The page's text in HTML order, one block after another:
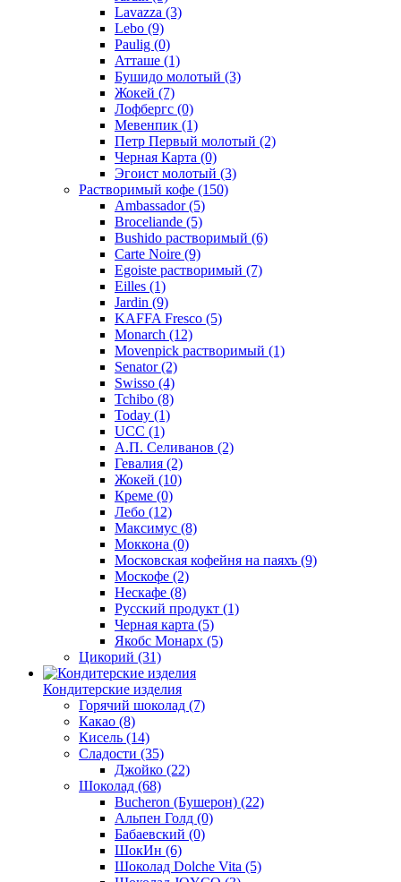
Lavazza (3)
Lebo (9)
Paulig (0)
Атташе (1)
Бушидо молотый (3)
Жокей (7)
Лофбергс (0)
Мевенпик (1)
Петр Первый молотый (2)
Черная Карта (0)
Эгоист молотый (3)
Растворимый кофе (150)
Ambassador(5)
Broceliande (5)
Bushido растворимый (6)
Carte Noire (9)
Egoiste растворимый (7)
Eilles (1)
Jardin (9)
KAFFA Fresco (5)
Monarch (12)
Movenpick растворимый (1)
Senator(2)
Swisso (4)
Tchibo (8)
Today (1)
UCC (1)
А.П. Селиванов (2)
Гевалия (2)
Жокей (10)
Креме (0)
Лебо (12)
Максимус (8)
Моккона (0)
Московская кофейня на паяхъ (9)
Москофе (2)
Нескафе (8)
Русский продукт (1)
Черная карта (5)
Якобс Монарх (5)
Цикорий (31)
Кондитерские изделия
Горячий шоколад (7)
Какао (8)
Кисель (14)
Сладости (35)
Джойко (22)
Шоколад (68)
Bucheron (Бушерон) (22)
Альпен Голд (0)
Бабаевский (0)
ШокИн (6)
Шоколад Dolche Vita (5)